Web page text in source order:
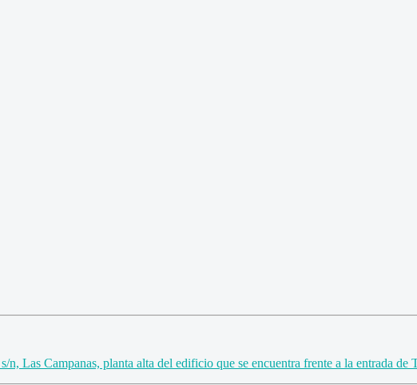
n, Las Campanas, planta alta del edificio que se encuentra frente a la entrada